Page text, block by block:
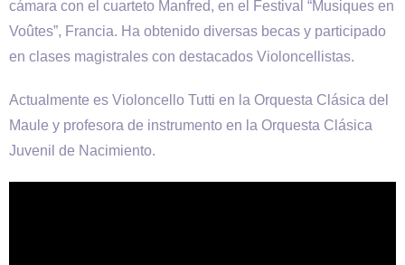
cámara con el cuarteto Manfred, en el Festival “Musiques en
Voûtes”, Francia. Ha obtenido diversas becas y participado
en clases magistrales con destacados Violoncellistas.
Actualmente es Violoncello Tutti en la Orquesta Clásica del
Maule y profesora de instrumento en la Orquesta Clásica
Juvenil de Nacimiento.